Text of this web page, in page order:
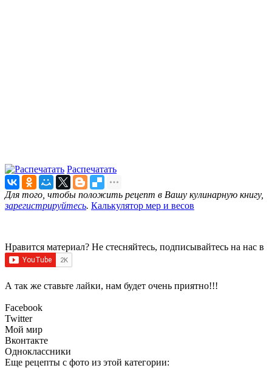
Распечатать
Для того, чтобы положить рецепт в Вашу кулинарную книгу,
зарегистрируйтесь. Калькулятор мер и весов
Нравится материал? Не стесняйтесь, подписывайтесь на нас в
А так же ставьте лайки, нам будет очень приятно!!!
Facebook
Twitter
Мой мир
Вконтакте
Одноклассники
Еще рецепты с фото из этой категории: